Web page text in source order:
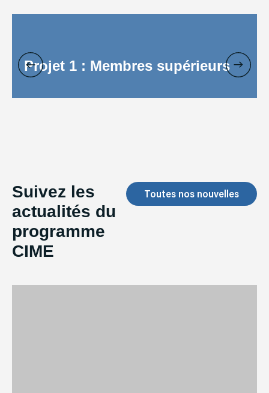
Projet 1 : Membres supérieurs
Suivez les
actualités du
programme
CIME
Toutes nos nouvelles